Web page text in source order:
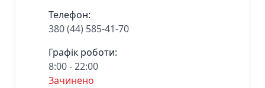
Телефон:
380 (44) 585-41-70
Графік роботи:
8:00 - 22:00
Зачинено